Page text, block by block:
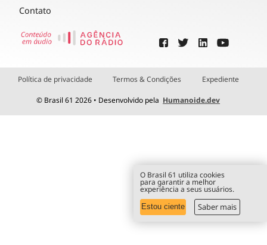
Contato
Política de privacidade Termos & Condições Expediente
© Brasil 61 2026 • Desenvolvido pela Humanoide.dev
O Brasil 61 utiliza cookies
para garantir a melhor
experiência a seus usuários.
Estou ciente Saber mais